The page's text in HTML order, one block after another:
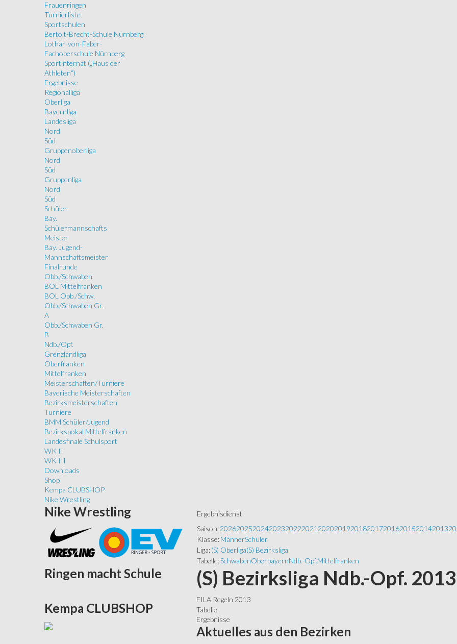
Frauenringen
Turnierliste
Sportschulen
Bertolt-Brecht-Schule Nürnberg
Lothar-von-Faber-
Fachoberschule Nürnberg
Sportinternat („Haus der
Athleten“)
Ergebnisse
Regionalliga
Oberliga
Bayernliga
Landesliga
Nord
Süd
Gruppenoberliga
Nord
Süd
Gruppenliga
Nord
Süd
Schüler
Bay.
Schülermannschafts
Meister
Bay. Jugend-
Mannschaftsmeister
Finalrunde
Obb./Schwaben
BOL Mittelfranken
BOL Obb./Schw.
Obb./Schwaben Gr.
A
Obb./Schwaben Gr.
B
Ndb./Opf.
Grenzlandliga
Oberfranken
Mittelfranken
Meisterschaften/Turniere
Bayerische Meisterschaften
Bezirksmeisterschaften
Turniere
BMM Schüler/Jugend
Bezirkspokal Mittelfranken
Landesfinale Schulsport
WK II
WK III
Downloads
Shop
Kempa CLUBSHOP
Nike Wrestling
Ergebnisdienst
Saison: 202620252024202320222021 20202019201820172016201520142013
Klasse: MännerSchüler
Liga: (S) Oberliga(S) Bezirksliga
Tabelle:SchwabenOberbayernNdb.-Opf.Mittelfranken
(S) Bezirksliga Ndb.-Opf. 2013
FILA Regeln 2013
Tabelle
Ergebnisse
Aktuelles aus den Bezirken
Nike Wrestling
Ringen macht Schule
Kempa CLUBSHOP